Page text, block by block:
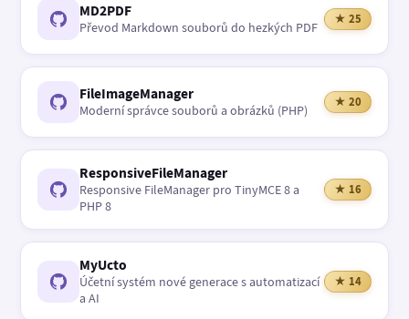
MD2PDF
Převod Markdown souborů do hezkých PDF
★ 25
FileImageManager
Moderní správce souborů a obrázků (PHP)
★ 20
ResponsiveFileManager
Responsive FileManager pro TinyMCE 8 a
PHP 8
★ 16
MyUcto
Účetní systém nové generace s automatizací
a AI
★ 14